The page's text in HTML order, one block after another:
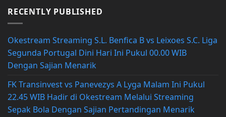
RECENTLY PUBLISHED
Okestream Streaming S.L. Benfica B vs Leixoes S.C. Liga
Segunda Portugal Dini Hari Ini Pukul 00.00 WIB
Dengan Sajian Menarik
FK Transinvest vs Panevezys A Lyga Malam Ini Pukul
22.45 WIB Hadir di Okestream Melalui Streaming
Sepak Bola Dengan Sajian Pertandingan Menarik